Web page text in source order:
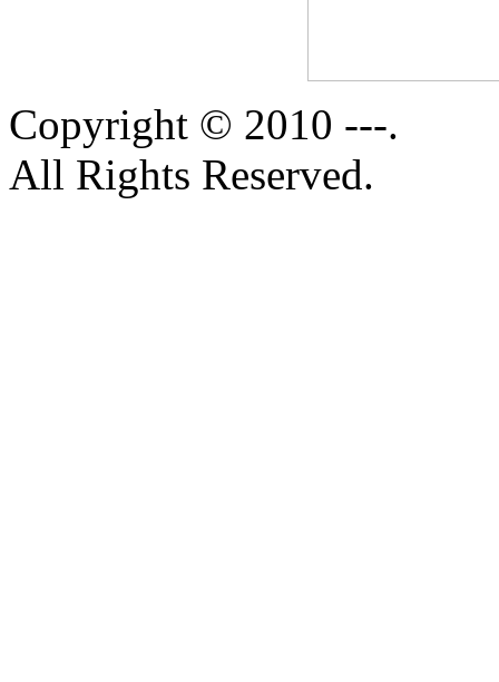
Copyright © 2010 ---.
All Rights Reserved.